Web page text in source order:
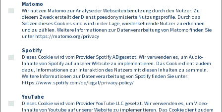
Footer
Kontakt Datenschutz
Impressum
Compliance
Cookies
Matomo
Wir nutzen Matomo zur Analyse der Webseitenbenutzung durch den Nutzer. Zu
diesem Zweck erstellt der Dienst pseudonymisierte Nutzungsprofile. Durch das
Setzen dieses Cookies sind wird in der Lage, wiederkehrende Nutzer zu erkennen
und zu zählen. Weitere Informationen zur Datenverarbeitung von Matomo finden Sie
unter https://matomo.org/privacy
Spotify
Dieses Cookie wird vom Provider Spotify AB gesetzt. Wir verwenden es, um Audio-
Inhalte von Spotify auf unserer Website zu implementieren. Das Cookie dient zudem
dazu, Informationen zur Interaktion des Nutzers mit diesen Inhalten zu sammeln.
Weitere Informationen zur Datenverarbeitung von Spotify finden Sie unter:
https://www.spotify.com/de/legal/privacy-policy/
YouTube
Dieses Cookie wird vom Provider YouTube LLC gesetzt. Wir verwenden es, um Video-
Inhalte von Youtube auf unserer Website zu implementieren. Das Cookie dient zudem
Follow us on: